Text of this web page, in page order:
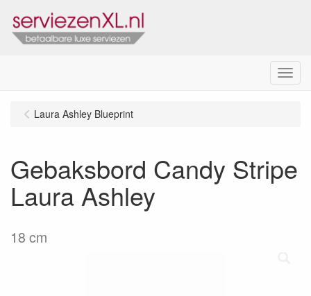
Menu
Laura Ashley Blueprint
Gebaksbord Candy Stripe
Laura Ashley
18 cm